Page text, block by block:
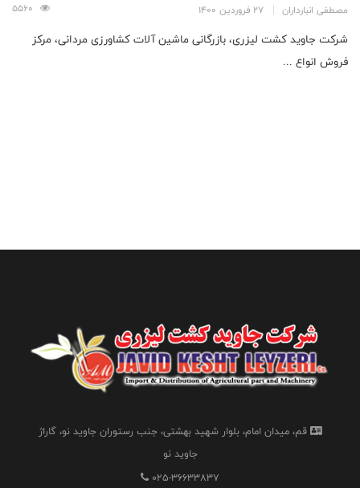
مصطفی انبارداران 27 فروردین 1400
شرکت جاوید کشت لیزری، بازرگانی ماشین آلات کشاورزی مردانی، مرکز
فروش انواع ...
قم، میدان امام، بلوار شهید بهشتی، جنب رستوران جاوید نو، گاراژ
جاوید نو
025-36633837